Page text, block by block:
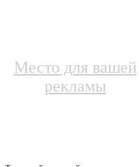
Место для вашей
рекламы